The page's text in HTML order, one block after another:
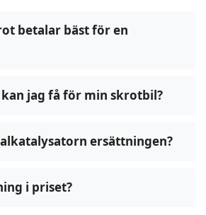
betalar bäst för en
jag få för min skrotbil?
ersättningen?
i priset?